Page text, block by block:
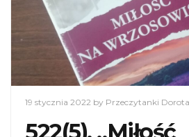
19 stycznia 2022 by Przeczytanki Dorota